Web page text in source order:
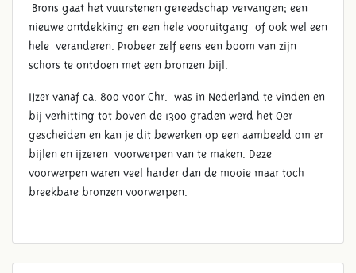
Brons gaat het vuurstenen gereedschap vervangen; een
nieuwe ontdekking en een hele vooruitgang of ook wel een
hele veranderen. Probeer zelf eens een boom van zijn
schors te ontdoen met een bronzen bijl.
IJzer vanaf ca. 800 voor Chr. was in Nederland te vinden en
bij verhitting tot boven de 1300 graden werd het Oer
gescheiden en kan je dit bewerken op een aambeeld om er
bijlen en ijzeren voorwerpen van te maken. Deze
voorwerpen waren veel harder dan de mooie maar toch
breekbare bronzen voorwerpen.